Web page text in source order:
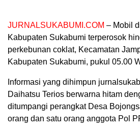
JURNALSUKABUMI.COM – Mobil
Kabupaten Sukabumi terperosok
perkebunan coklat, Kecamatan
Kabupaten Sukabumi, pukul 05.00
Informasi yang dihimpun
Daihatsu Terios berwarna hitam
ditumpangi perangkat Desa
orang dan satu orang anggota Pol